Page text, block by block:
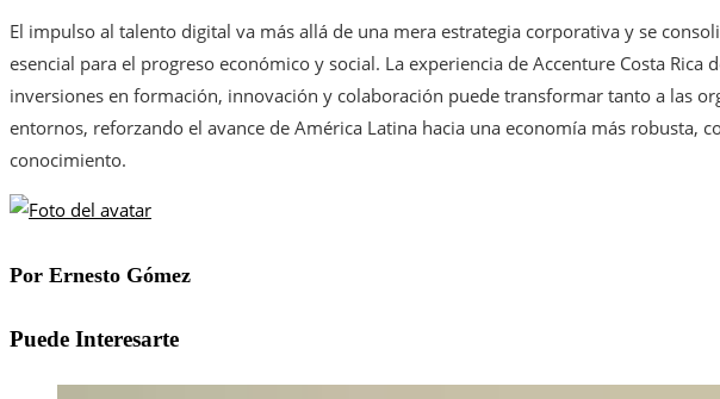
El impulso al talento digital va más allá de una mera estrategia corporativa y se
esencial para el progreso económico y social. La experiencia de Accenture Costa Rica
inversiones en formación, innovación y colaboración puede transformar tanto a las
entornos, reforzando el avance de América Latina hacia una economía más robusta,
conocimiento.
Por Ernesto Gómez
Puede Interesarte